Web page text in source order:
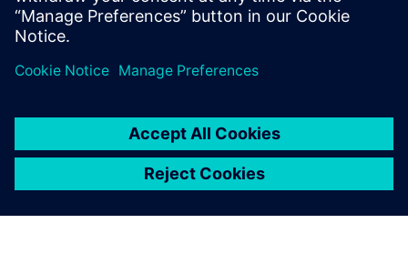
Susaira Carbon Accounting
Solution ugljika